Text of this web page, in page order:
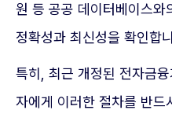
원 등 공공 데이터베이스와
정확성과 최신성을 확인합
특히, 최근 개정된 전자금
자에게 이러한 절차를 반드